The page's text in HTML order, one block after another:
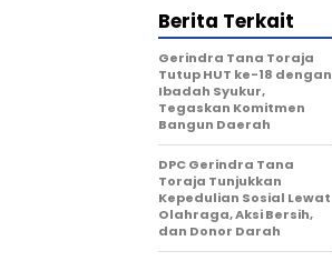
Berita Terkait
Gerindra Tana Toraja
Tutup HUT ke-18 dengan
Ibadah Syukur,
Tegaskan Komitmen
Bangun Daerah
DPC Gerindra Tana
Toraja Tunjukkan
Kepedulian Sosial Lewat
Olahraga, Aksi Bersih,
dan Donor Darah